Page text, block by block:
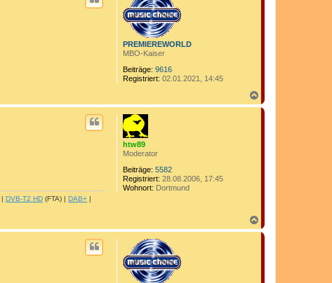
PREMIEREWORLD
MBO-Kaiser
Beiträge: 9616
Registriert: 02.01.2021, 14:45
a
c
htw89
Moderator
Beiträge: 5582
Registriert: 28.08.2006, 17:45
Wohnort: Dortmund
| DVB-T2 HD (FTA) | DAB+ |
a
c